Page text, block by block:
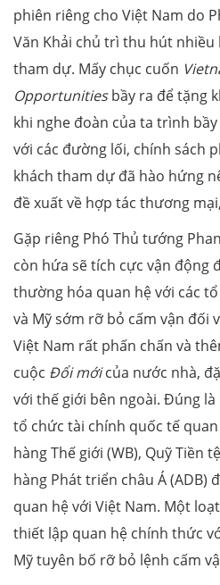
phiên riêng cho Việt Nam do
Văn Khải chủ trì thu hút nhiều
tham dự. Mấy chục cuốn
Opportunitiesbầy ra để tặng
khi nghe đoàn của ta trình
với các đường lối, chính sách
khách tham dự đã hào hứng
đề xuất về hợp tác thương
Gặp riêng Phó Thủ tướng
còn hứa sẽ tích cực vận động
thường hóa quan hệ với các
và Mỹ sớm rỡ bỏ cấm vận đối
Việt Nam rất phấn chấn và
cuộc Đổi mớicủa nước nhà,
với thế giới bên ngoài. Đúng là
tổ chức tài chính quốc tế
hàng Thế giới (WB), Quỹ Tiền
hàng Phát triển châu Á (ADB)
quan hệ với Việt Nam. Một
thiết lập quan hệ chính thức
Mỹ tuyên bố rỡ bỏ lệnh cấm